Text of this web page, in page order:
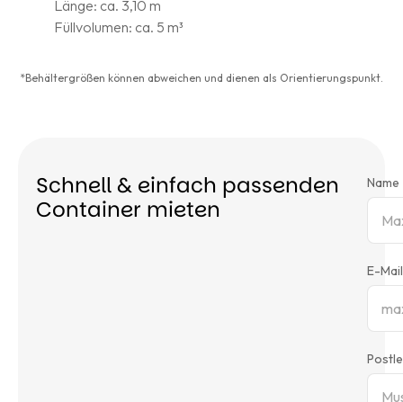
Länge: ca. 3,10 m
Füllvolumen: ca. 5 m³
*Behältergrößen können abweichen und dienen als Orientierungspunkt.
Schnell & einfach passenden
Container mieten
Name
E-Mail